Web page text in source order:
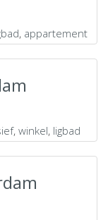
, appartement
, winkel, ligbad